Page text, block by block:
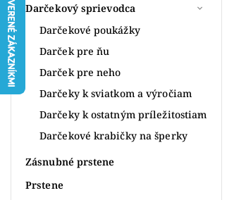
Darčekový sprievodca
Darčekové poukážky
Darček pre ňu
Darček pre neho
Darčeky k sviatkom a výročiam
Darčeky k ostatným príležitostiam
Darčekové krabičky na šperky
Zásnubné prstene
Prstene